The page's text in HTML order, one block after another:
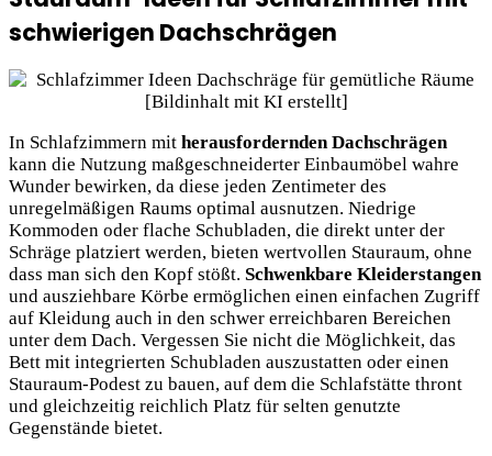
schwierigen Dachschrägen
In Schlafzimmern mit herausfordernden Dachschrägen
kann die Nutzung maßgeschneiderter Einbaumöbel wahre
Wunder bewirken, da diese jeden Zentimeter des
unregelmäßigen Raums optimal ausnutzen. Niedrige
Kommoden oder flache Schubladen, die direkt unter der
Schräge platziert werden, bieten wertvollen Stauraum, ohne
dass man sich den Kopf stößt. Schwenkbare Kleiderstangen
und ausziehbare Körbe ermöglichen einen einfachen Zugriff
auf Kleidung auch in den schwer erreichbaren Bereichen
unter dem Dach. Vergessen Sie nicht die Möglichkeit, das
Bett mit integrierten Schubladen auszustatten oder einen
Stauraum-Podest zu bauen, auf dem die Schlafstätte thront
und gleichzeitig reichlich Platz für selten genutzte
Gegenstände bietet.